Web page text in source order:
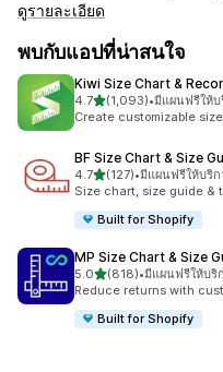
ดูรายละเอียด
พบกับแอปที่น่าสนใจ
Kiwi Size Chart &
4.7เต็ม 5 ดาว
(1,093)
ทั้งหมด 1093 รีวิว
•มีแผนฟรีให้บ
Create customizable
BF Size Chart & Size
4.7เต็ม 5 ดาว
(127)
ทั้งหมด 127 รีวิว
•มีแผนฟรีให้บริก
Size chart, size guide &
Built for Shopify
MP Size Chart & Size
5.0เต็ม 5 ดาว
(818)
ทั้งหมด 818 รีวิว
•มีแผนฟรีให้บริ
Reduce returns with
Built for Shopify